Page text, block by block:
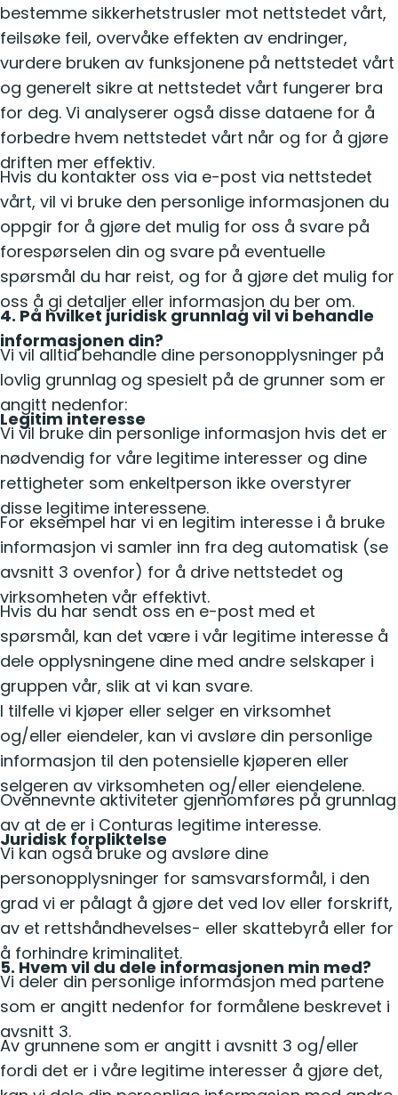
bestemme sikkerhetstrusler mot nettstedet vårt,
feilsøke feil, overvåke effekten av endringer,
vurdere bruken av funksjonene på nettstedet vårt
og generelt sikre at nettstedet vårt fungerer bra
for deg. Vi analyserer også disse dataene for å
forbedre hvem nettstedet vårt når og for å gjøre
driften mer effektiv.
Hvis du kontakter oss via e-post via nettstedet
vårt, vil vi bruke den personlige informasjonen du
oppgir for å gjøre det mulig for oss å svare på
forespørselen din og svare på eventuelle
spørsmål du har reist, og for å gjøre det mulig for
oss å gi detaljer eller informasjon du ber om.
4. På hvilket juridisk grunnlag vil vi behandle
informasjonen din?
Vi vil alltid behandle dine personopplysninger på
lovlig grunnlag og spesielt på de grunner som er
angitt nedenfor:
Legitim interesse
Vi vil bruke din personlige informasjon hvis det er
nødvendig for våre legitime interesser og dine
rettigheter som enkeltperson ikke overstyrer
disse legitime interessene.
For eksempel har vi en legitim interesse i å bruke
informasjon vi samler inn fra deg automatisk (se
avsnitt 3 ovenfor) for å drive nettstedet og
virksomheten vår effektivt.
Hvis du har sendt oss en e-post med et
spørsmål, kan det være i vår legitime interesse å
dele opplysningene dine med andre selskaper i
gruppen vår, slik at vi kan svare.
I tilfelle vi kjøper eller selger en virksomhet
og/eller eiendeler, kan vi avsløre din personlige
informasjon til den potensielle kjøperen eller
selgeren av virksomheten og/eller eiendelene.
Ovennevnte aktiviteter gjennomføres på grunnlag
av at de er i Conturas legitime interesse.
Juridisk forpliktelse
Vi kan også bruke og avsløre dine
personopplysninger for samsvarsformål, i den
grad vi er pålagt å gjøre det ved lov eller forskrift,
av et rettshåndhevelses- eller skattebyrå eller for
å forhindre kriminalitet.
5. Hvem vil du dele informasjonen min med?
Vi deler din personlige informasjon med partene
som er angitt nedenfor for formålene beskrevet i
avsnitt 3.
Av grunnene som er angitt i avsnitt 3 og/eller
fordi det er i våre legitime interesser å gjøre det,